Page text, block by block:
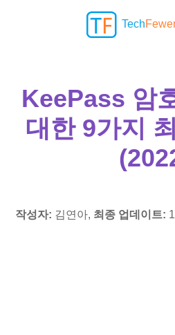
Tech
KeePass 암
대한 9가지
작성자: 김연아, 최종 업데이트: